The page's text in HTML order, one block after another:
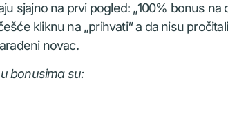
sjajno na prvi pogled: „100% bonus na
kliknu na „prihvati“ a da nisu
novac.
bonusima su: